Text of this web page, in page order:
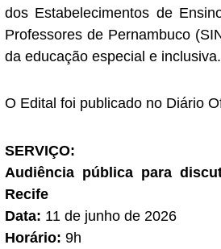
dos Estabelecimentos de
Professores de Pernambuco
da educação especial e inclusiva.
O Edital foi publicado no Diário
SERVIÇO:
Audiência pública para
Recife
Data: 11 de junho de 2026
Horário: 9h